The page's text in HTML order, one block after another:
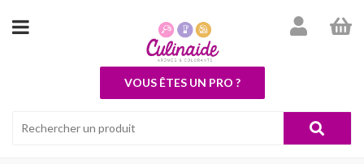
VOUS ÊTES UN PRO ?